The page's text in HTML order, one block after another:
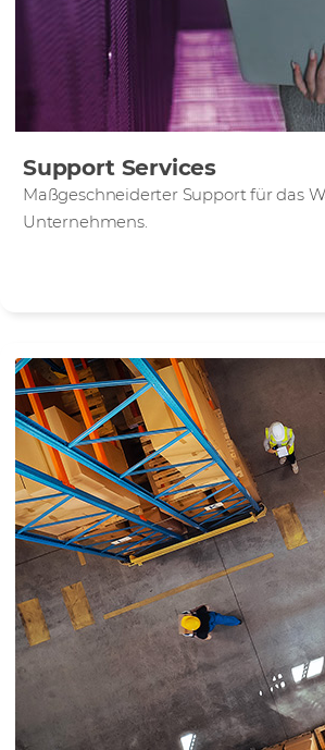
Support Services
Maßgeschneiderter Support für das
Unternehmens.